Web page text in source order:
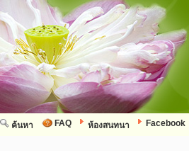
Facebook
ห้องสนทนา
FAQ
ค้นหา